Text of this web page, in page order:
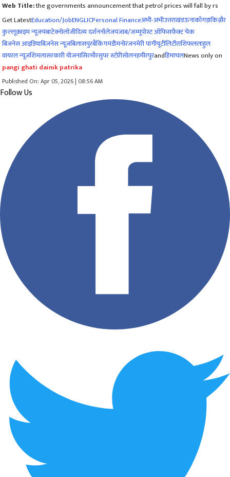
Web Title:the governments announcement that petrol prices will fall by rs
Get LatestEducation/JobENGLICPersonal Financeअभी-अभीउत्तराखंडऊनाकाँगड़ाकिन्नौर
कुल्लूक्राइम न्यूजचंबाटेक्नोलॉजीदिव्य दर्शननॉलेजपंजाब/जम्मूपोस्ट ऑफिसफ़ैक्ट चेक
बिजनेस आइडियाबिज़नेस न्यूज़बिलासपुरबैंकिंगमंडीमनोरंजनमेरी पांगीयूटीलिटीराशिफललाहुल
वायरल न्यूज़शिमलासरकारी योजनासिरमौरसुपर स्टोरीसोलनहमीरपुरandहिमाचलNews only on
pangi ghati dainik patrika
Published On: Apr 05, 2026 | 08:56 AM
Follow Us